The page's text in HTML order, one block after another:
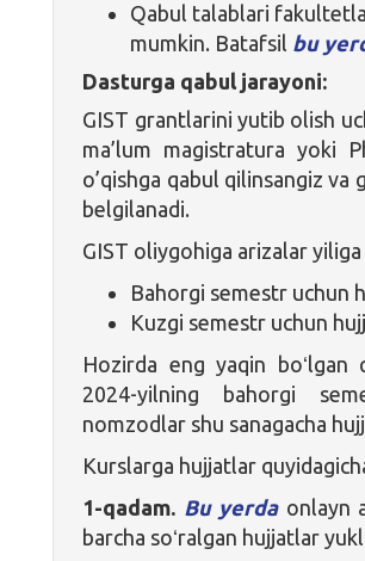
Qabul talablari
mumkin. Batafsil bu
Dasturga qabul jarayoni:
GIST grantlarini yutib olish
ma’lum magistratura yoki
o’qishga qabul qilinsangiz
belgilanadi.
GIST oliygohiga arizalar
Bahorgi semestr uchun
Kuzgi semestr uchun
Hozirda eng yaqin boʻlgan
2024-yilning bahorgi
nomzodlar shu sanagacha
Kurslarga hujjatlar
1-qadam. Bu yerdaonlayn
barcha soʻralgan hujjatlar